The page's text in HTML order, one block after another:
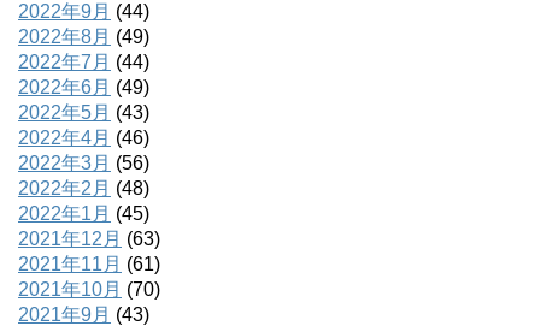
2022年9月 (44)
2022年8月 (49)
2022年7月 (44)
2022年6月 (49)
2022年5月 (43)
2022年4月 (46)
2022年3月 (56)
2022年2月 (48)
2022年1月 (45)
2021年12月 (63)
2021年11月 (61)
2021年10月 (70)
2021年9月 (43)